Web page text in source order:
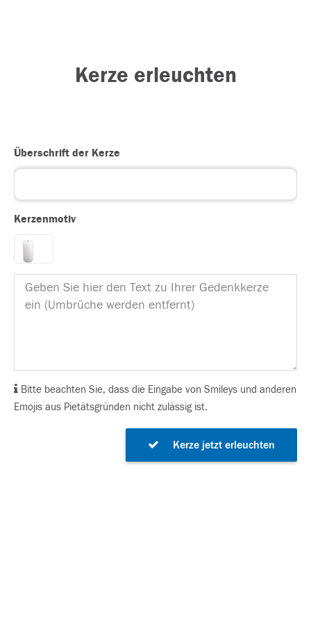
Kerze erleuchten
Überschrift der Kerze
Kerzenmotiv
Bitte beachten Sie, dass die Eingabe von Smileys und anderen
Emojis aus Pietätsgründen nicht zulässig ist.
Kerze jetzt erleuchten